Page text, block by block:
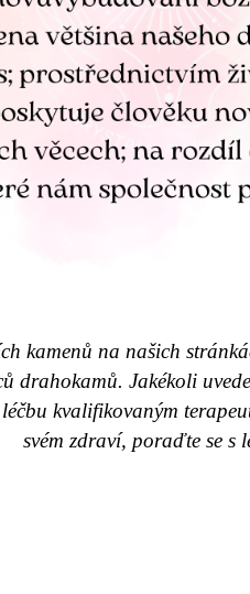
kamenů na našich
drahokamů. Jakékoli
kvalifikovaným
svém zdraví, poraďte se s